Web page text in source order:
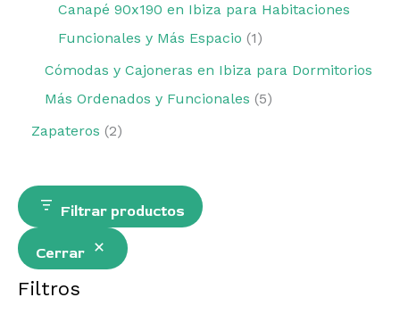
Canapé 90x190 en Ibiza para Habitaciones
Funcionales y Más Espacio
1
Cómodas y Cajoneras en Ibiza para Dormitorios
Más Ordenados y Funcionales
5
Zapateros 2
Filtrar productos
Cerrar
Filtros